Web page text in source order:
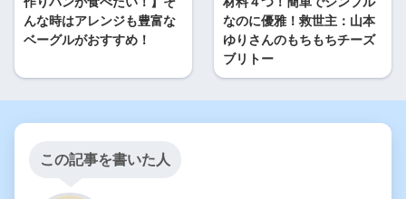
んな時はアレンジも豊富な
ベーグルがおすすめ！
なのに優雅！救世主：山本
ゆりさんのもちもちチーズ
ブリトー
この記事を書いた人